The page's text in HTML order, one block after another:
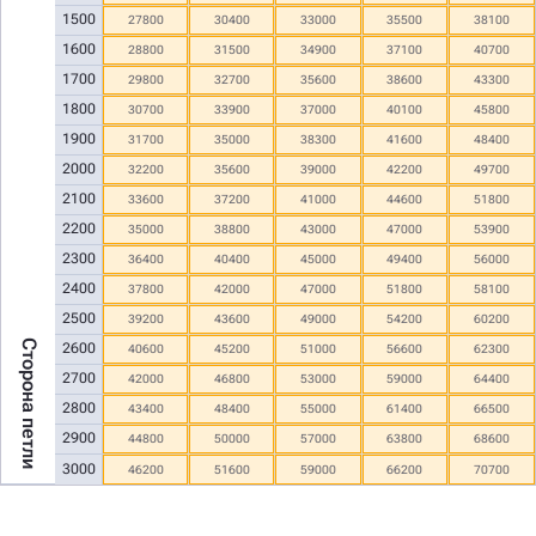
Сторона петли
1500
1600
1700
1800
1900
2000
2100
2200
2300
2400
2500
2600
2700
2800
2900
3000
27800 30400 33000 35500 38100
28800 31500 34900 37100 40700
29800 32700 35600 38600 43300
30700 33900 37000 40100 45800
31700 35000 38300 41600 48400
32200 35600 39000 42200 49700
33600 37200 41000 44600 51800
35000 38800 43000 47000 53900
36400 40400 45000 49400 56000
37800 42000 47000 51800 58100
39200 43600 49000 54200 60200
40600 45200 51000 56600 62300
42000 46800 53000 59000 64400
43400 48400 55000 61400 66500
44800 50000 57000 63800 68600
46200 51600 59000 66200 70700